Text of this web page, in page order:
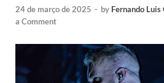
24 de março de 2025 - by Fernando
a Comment